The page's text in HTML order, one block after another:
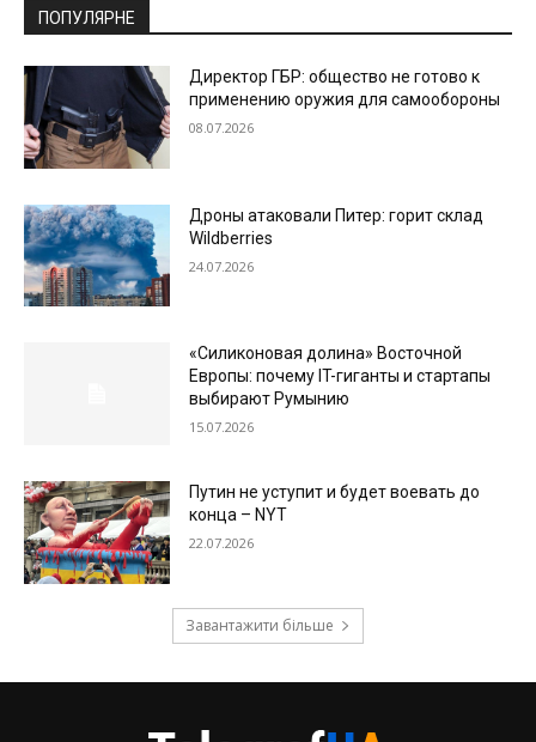
ПОПУЛЯРНЕ
Директор ГБР: общество не готово к
применению оружия для самообороны
08.07.2026
Дроны атаковали Питер: горит склад
Wildberries
24.07.2026
«Силиконовая долина» Восточной
Европы: почему IT-гиганты и стартапы
выбирают Румынию
15.07.2026
Путин не уступит и будет воевать до
конца – NYT
22.07.2026
Завантажити більше